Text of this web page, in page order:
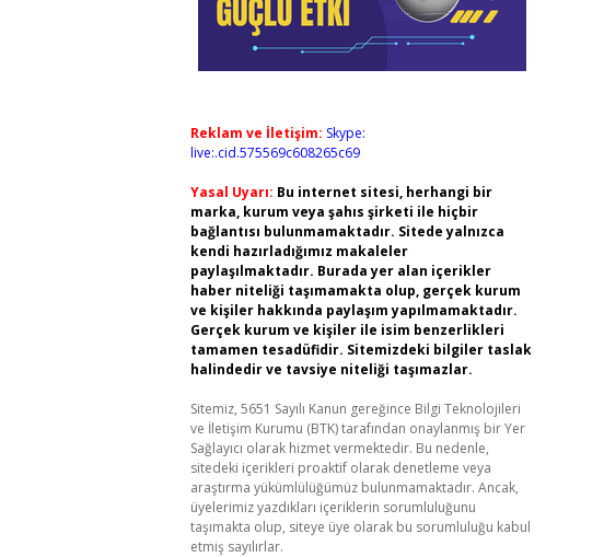
Reklam ve İletişim: Skype:
live:.cid.575569c608265c69
Yasal Uyarı: Bu internet sitesi, herhangi bir
marka, kurum veya şahıs şirketi ile hiçbir
bağlantısı bulunmamaktadır. Sitede yalnızca
kendi hazırladığımız makaleler
paylaşılmaktadır. Burada yer alan içerikler
haber niteliği taşımamakta olup, gerçek kurum
ve kişiler hakkında paylaşım yapılmamaktadır.
Gerçek kurum ve kişiler ile isim benzerlikleri
tamamen tesadüfidir. Sitemizdeki bilgiler taslak
halindedir ve tavsiye niteliği taşımazlar.
Sitemiz, 5651 Sayılı Kanun gereğince Bilgi Teknolojileri
ve İletişim Kurumu (BTK) tarafından onaylanmış bir Yer
Sağlayıcı olarak hizmet vermektedir. Bu nedenle,
sitedeki içerikleri proaktif olarak denetleme veya
araştırma yükümlülüğümüz bulunmamaktadır. Ancak,
üyelerimiz yazdıkları içeriklerin sorumluluğunu
taşımakta olup, siteye üye olarak bu sorumluluğu kabul
etmiş sayılırlar.